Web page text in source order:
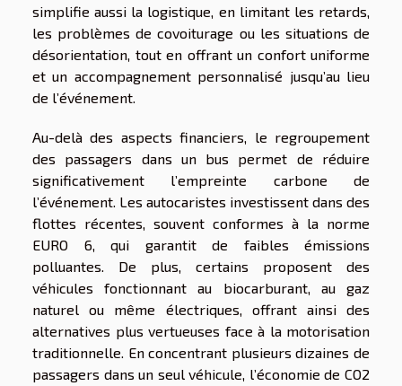
simplifie aussi la logistique, en limitant les retards,
les problèmes de covoiturage ou les situations de
désorientation, tout en offrant un confort uniforme
et un accompagnement personnalisé jusqu’au lieu
de l’événement.
Au-delà des aspects financiers, le regroupement
des passagers dans un bus permet de réduire
significativement l’empreinte carbone de
l’événement. Les autocaristes investissent dans des
flottes récentes, souvent conformes à la norme
EURO 6, qui garantit de faibles émissions
polluantes. De plus, certains proposent des
véhicules fonctionnant au biocarburant, au gaz
naturel ou même électriques, offrant ainsi des
alternatives plus vertueuses face à la motorisation
traditionnelle. En concentrant plusieurs dizaines de
passagers dans un seul véhicule, l’économie de CO2